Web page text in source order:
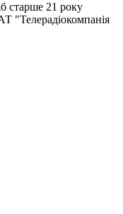
старше 21 року
"Телерадіокомпанія